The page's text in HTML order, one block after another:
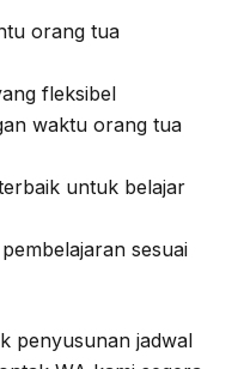
orang tua
fleksibel
waktu orang tua
untuk belajar
sesuai
penyusunan jadwal